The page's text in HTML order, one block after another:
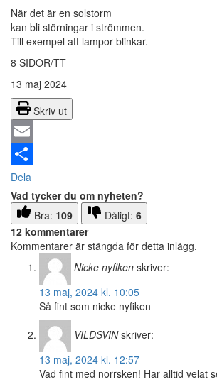
När det är en solstorm
kan bli störningar i strömmen.
Till exempel att lampor blinkar.
8 SIDOR/TT
13 maj 2024
Skriv ut
Email
Dela
Vad tycker du om nyheten?
Bra: 109 Dåligt: 6
12 kommentarer
Kommentarer är stängda för detta inlägg.
Nicke nyfiken skriver:
13 maj, 2024 kl. 10:05
Så fint som nicke nyfiken
VILDSVIN skriver:
13 maj, 2024 kl. 12:57
Vad fint med norrsken! Har alltid velat